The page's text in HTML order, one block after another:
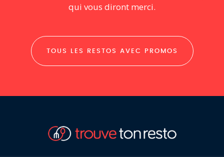
qui vous diront merci.
TOUS LES RESTOS AVEC PROMOS